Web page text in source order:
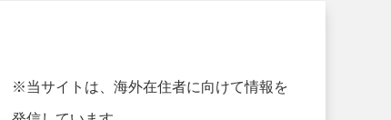
※当サイトは、海外在住者に向けて情報を